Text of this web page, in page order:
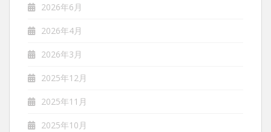
2026年6月
2026年4月
2026年3月
2025年12月
2025年11月
2025年10月